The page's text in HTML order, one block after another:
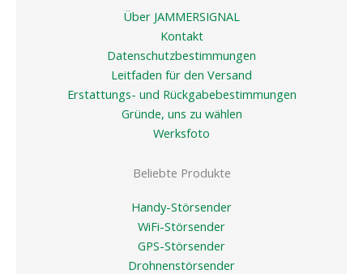
Über JAMMERSIGNAL
Kontakt
Datenschutzbestimmungen
Leitfaden für den Versand
Erstattungs- und Rückgabebestimmungen
Gründe, uns zu wählen
Werksfoto
Beliebte Produkte
Handy-Störsender
WiFi-Störsender
GPS-Störsender
Drohnenstörsender